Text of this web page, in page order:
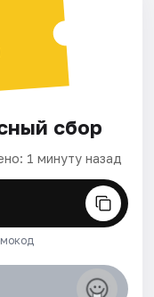
сбор
1 минуту назад